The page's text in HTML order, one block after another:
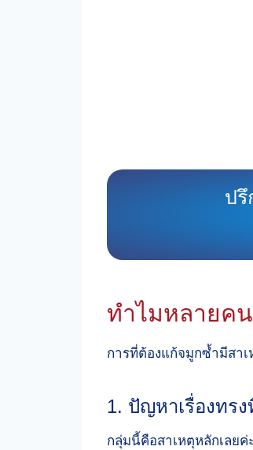
ปรึ
ทำไมหลายค
การที่ต้องแก้จมูกซ้ำมีสา
1. ปัญหาเรื่องทร
กลุ่มนี้คือสาเหตุหลักเลย